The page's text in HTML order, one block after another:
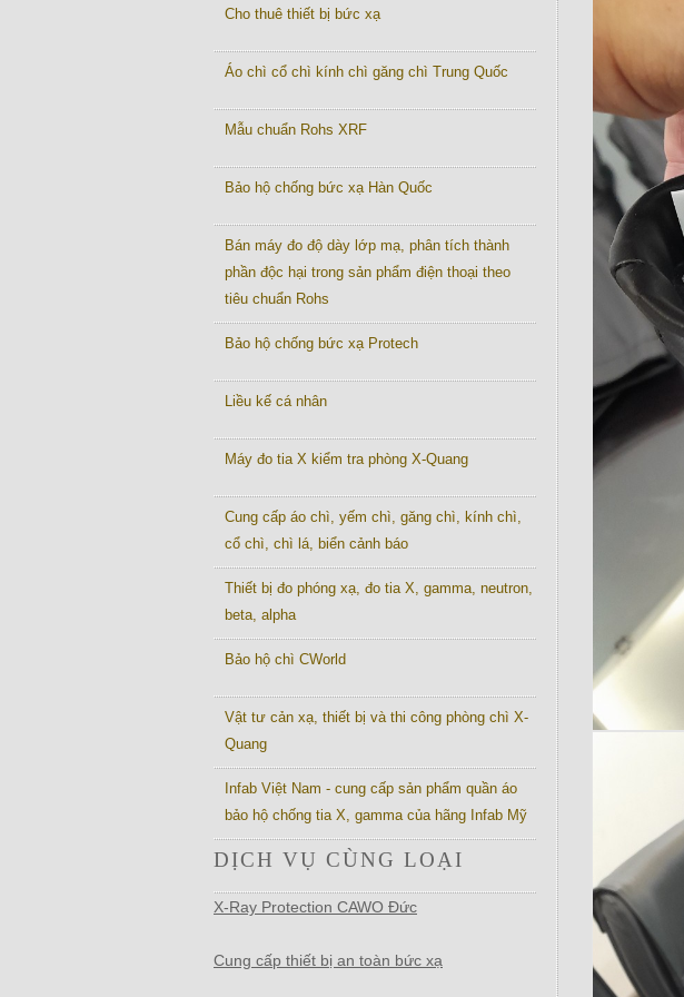
Cho thuê thiết bị bức xạ
Áo chì cổ chì kính chì găng chì Trung Quốc
Mẫu chuẩn Rohs XRF
Bảo hộ chống bức xạ Hàn Quốc
Bán máy đo độ dày lớp mạ, phân tích thành
phần độc hại trong sản phẩm điện thoại theo
tiêu chuẩn Rohs
Bảo hộ chống bức xạ Protech
Liều kế cá nhân
Máy đo tia X kiểm tra phòng X-Quang
Cung cấp áo chì, yếm chì, găng chì, kính chì,
cổ chì, chì lá, biển cảnh báo
Thiết bị đo phóng xạ, đo tia X, gamma, neutron,
beta, alpha
Bảo hộ chì CWorld
Vật tư cản xạ, thiết bị và thi công phòng chì X-
Quang
Infab Việt Nam - cung cấp sản phẩm quần áo
bảo hộ chống tia X, gamma của hãng Infab Mỹ
DỊCH VỤ CÙNG LOẠI
X-Ray Protection CAWO Đức
Cung cấp thiết bị an toàn bức xạ